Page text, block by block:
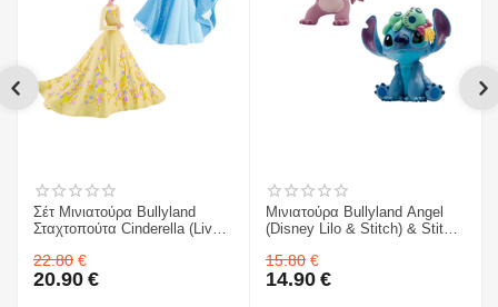
Σέτ Μινιατούρα Bullyland
Σταχτοπούτα Cinderella (Live
Cinderella
22.80 €
20.90 €
Μινιατούρα Bullyland Angel
(Disney Lilo & Stitch) & Stitch
15.80 €
14.90 €